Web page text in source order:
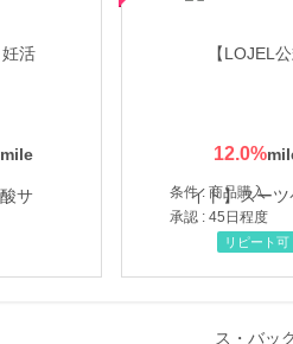
12.0%
条件 : 商品購入
承認 : 45日程度
リピート可